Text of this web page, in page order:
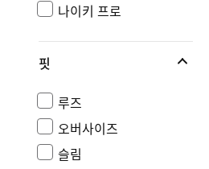
나이키 프로
핏
루즈
오버사이즈
슬림